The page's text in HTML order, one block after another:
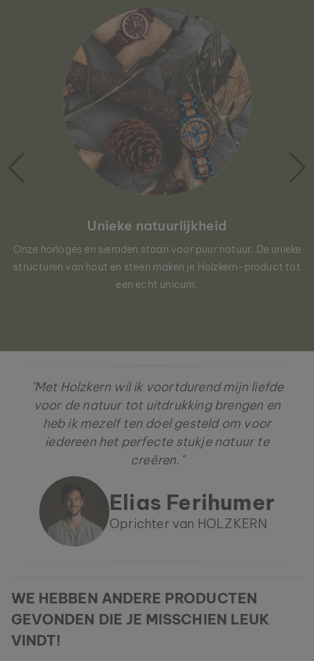
Unieke natuurlijkheid
Onze horloges en sieraden staan voor puur natuur. De unieke
structuren van hout en steen maken je Holzkern-product tot
een echt unicum.
"Met Holzkern wil ik voortdurend mijn liefde
voor de natuur tot uitdrukking brengen en
heb ik mezelf ten doel gesteld om voor
iedereen het perfecte stukje natuur te
creëren."
Elias Ferihumer
Oprichter van HOLZKERN
WE HEBBEN ANDERE PRODUCTEN
GEVONDEN DIE JE MISSCHIEN LEUK
VINDT!